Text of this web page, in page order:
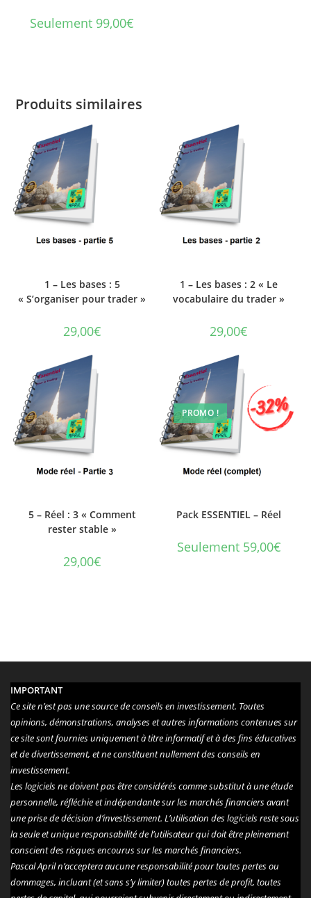
Seulement 99,00€
Produits similaires
1 – Les bases : 5
« S’organiser pour trader »
29,00€
1 – Les bases : 2 « Le
vocabulaire du trader »
29,00€
5 – Réel : 3 « Comment
rester stable »
29,00€
PROMO !
Pack ESSENTIEL – Réel
Seulement 59,00€
IMPORTANT
Ce site n’est pas une source de conseils en investissement. Toutes
opinions, démonstrations, analyses et autres informations contenues sur
ce site sont fournies uniquement à titre informatif et à des fins éducatives
et de divertissement, et ne constituent nullement des conseils en
investissement.
Les logiciels ne doivent pas être considérés comme substitut à une étude
personnelle, réfléchie et indépendante sur les marchés financiers avant
une prise de décision d’investissement. L’utilisation des logiciels reste sous
la seule et unique responsabilité de l’utilisateur qui doit être pleinement
conscient des risques encourus sur les marchés financiers.
Pascal April n’acceptera aucune responsabilité pour toutes pertes ou
dommages, incluant (et sans s’y limiter) toutes pertes de profit, toutes